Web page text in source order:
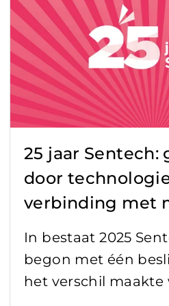
25 jaar Sentech:
door
verbinding met
In bestaat 2025
begon met één
het verschil maakte
Supply chain
Werken bij